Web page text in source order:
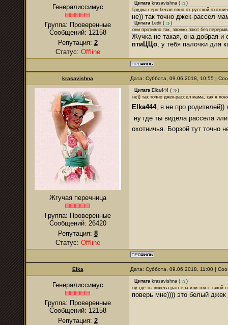
Генералиссимус
Группа: Проверенные
Сообщений: 12158
Репутация: 2
Статус: Offline
Цитата krasavishna (
)
Грудка серо-белая явно от русской
не)) так точно джек-рассел
Цитата Ledii (
)
они противно так, звонко лают без
Жучка не такая, она добрая и
птиЦЦо, у тебя палочки для
krasavishna Дата: Суббота, 09.06.2018, 10:55 |
Жгучая перечница
Группа: Проверенные
Сообщений: 26420
Репутация: 8
Статус: Offline
Цитата Elka444 (
)
не)) так точно джек-рассел мама, как я
Elka444, я не про родителей))
ну где ты видела рассела
охотничья. Борзой тут точно
Elka Дата: Суббота, 09.06.2018, 11:00 |
Генералиссимус
Группа: Проверенные
Сообщений: 12158
Репутация: 2
Цитата krasavishna (
)
ну где ты видела рассела или тоя с такой
поверь мне)))) это белый джек